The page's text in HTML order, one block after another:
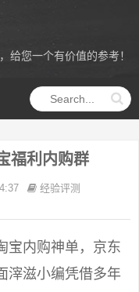
给您一个有价值的参考！
福利内购群
经验评测
宝内购神单，京东
滓滋小编凭借多年